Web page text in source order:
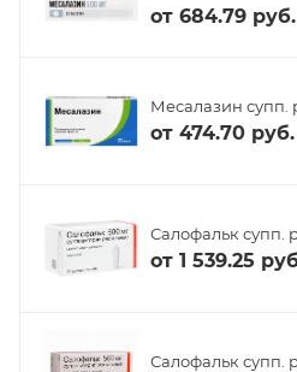
от 684.79 руб.
Месалазин супп.
от 474.70 руб.
Салофальк супп.
от 1 539.25
Салофальк супп.